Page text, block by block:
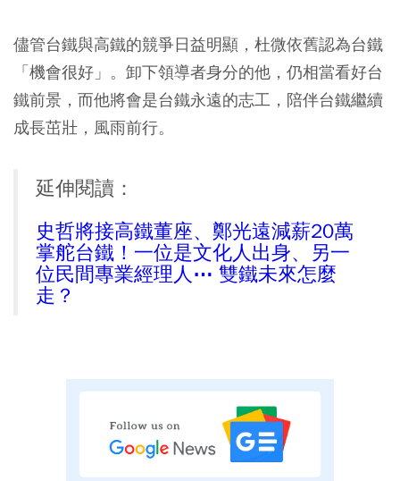
儘管台鐵與高鐵的競爭日益明顯，杜微依舊認為台鐵
「機會很好」。卸下領導者身分的他，仍相當看好台
鐵前景，而他將會是台鐵永遠的志工，陪伴台鐵繼續
成長茁壯，風雨前行。
延伸閱讀：
史哲將接高鐵董座、鄭光遠減薪20萬
掌舵台鐵！一位是文化人出身、另一
位民間專業經理人⋯ 雙鐵未來怎麼
走？